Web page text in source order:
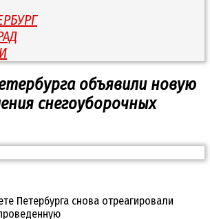
объявили новую
снегоуборочных
Петербурга снова отреагировали